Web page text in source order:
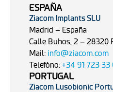
ESPAÑA
Ziacom Implants SLU
Madrid – España
Calle Buhos, 2 – 28320
Mail: info@ziacom.com
Telefóno: +34 91 723 33
PORTUGAL
Ziacom Lusobionic